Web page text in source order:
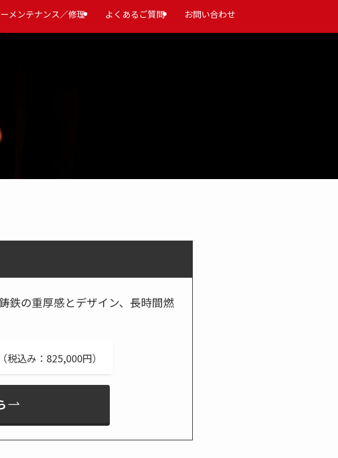
メンテナンス／修理 よくあるご質問 お問い合わせ
鉄の重厚感とデザイン、長時間燃
（税込み：825,000円）